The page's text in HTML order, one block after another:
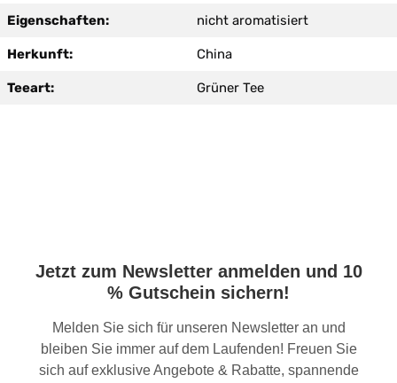
Eigenschaften: nicht aromatisiert
Herkunft: China
Teeart: Grüner Tee
Jetzt zum Newsletter anmelden und 10
% Gutschein sichern!
Melden Sie sich für unseren Newsletter an und
bleiben Sie immer auf dem Laufenden! Freuen Sie
sich auf exklusive Angebote & Rabatte, spannende